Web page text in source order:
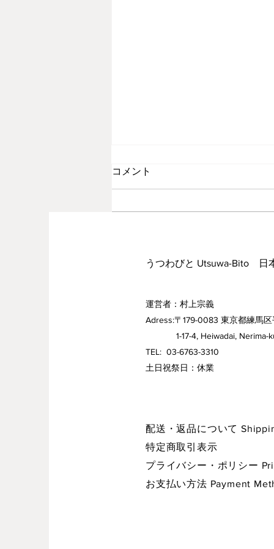
コメント
うつわびと Utsuwa-Bito 日
運営者：村上宗義
Adress:〒179-0083 東京都練馬区
1-17-4, Heiwadai, Nerima-
TEL: 03-6763-3310
​土日祝祭日：休業
配送・返品について
特定商取引表示
プライバシー・ポリシー
お支払い方法 Payment